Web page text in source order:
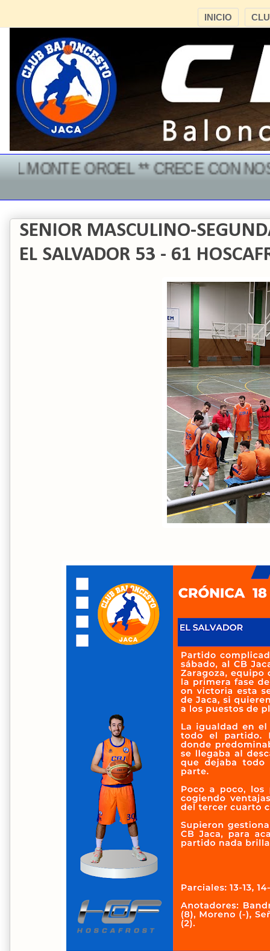
INICIO
OROEL ** CRECE CON
SENIOR MASCULINO-
EL SALVADOR 53 - 61